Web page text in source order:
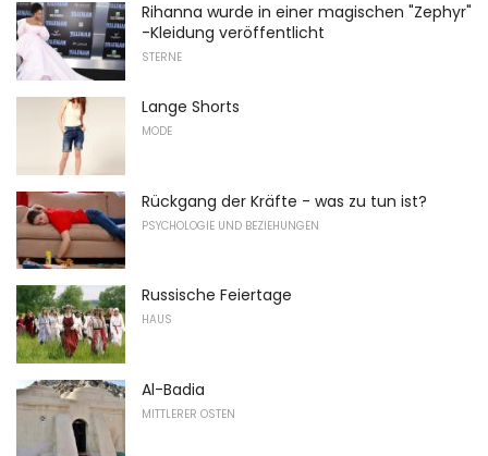
Rihanna wurde in einer magischen "Zephyr"
-Kleidung veröffentlicht
STERNE
Lange Shorts
MODE
Rückgang der Kräfte - was zu tun ist?
PSYCHOLOGIE UND BEZIEHUNGEN
Russische Feiertage
HAUS
Al-Badia
MITTLERER OSTEN